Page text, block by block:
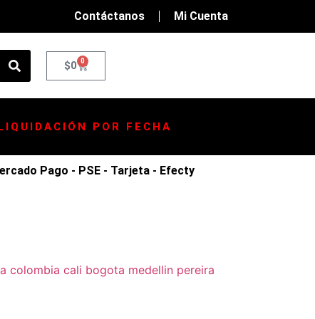
Contáctanos Mi Cuenta
$0 0
POR FECHA
Pago - PSE - Tarjeta - Efecty